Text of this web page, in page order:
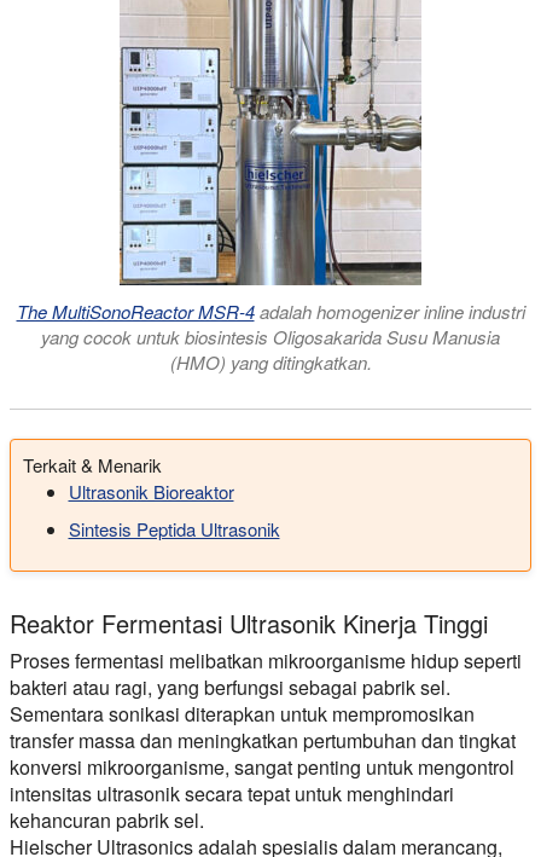
The MultiSonoReactor MSR-4adalah homogenizer inline industri
yang cocok untuk biosintesis Oligosakarida Susu Manusia
(HMO) yang ditingkatkan.
Terkait & Menarik
Ultrasonik Bioreaktor
Sintesis Peptida Ultrasonik
Reaktor Fermentasi Ultrasonik Kinerja Tinggi
Proses fermentasi melibatkan mikroorganisme hidup seperti
bakteri atau ragi, yang berfungsi sebagai pabrik sel.
Sementara sonikasi diterapkan untuk mempromosikan
transfer massa dan meningkatkan pertumbuhan dan tingkat
konversi mikroorganisme, sangat penting untuk mengontrol
intensitas ultrasonik secara tepat untuk menghindari
kehancuran pabrik sel.
Hielscher Ultrasonics adalah spesialis dalam merancang,